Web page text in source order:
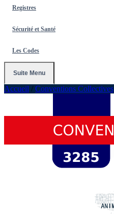
Registres
Sécurité et Santé
Les Codes
Suite Menu
Accueil / Conventions Collectives